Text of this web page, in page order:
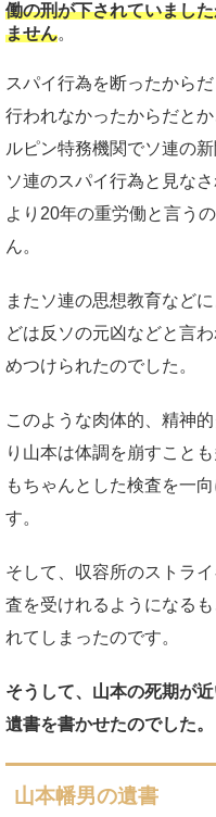
働の刑が下されていまし
ません。
スパイ行為を断ったから
行われなかったからだと
ルピン特務機関でソ連の
ソ連のスパイ行為と見な
より20年の重労働と言う
ん。
またソ連の思想教育など
どは反ソの元凶などと言
めつけられたのでした。
このような肉体的、精神
り山本は体調を崩すこと
もちゃんとした検査を一
す。
そして、収容所のストラ
査を受けれるようになる
れてしまったのです。
そうして、山本の死期が
遺書を書かせたのでした。
山本幡男の遺書